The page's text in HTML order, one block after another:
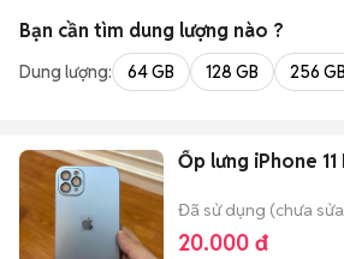
Bạn cần tìm dung lượng nào ?
Dung lượng: 64 GB 128 GB 256 GB
Ốp lưng iPhone
Đã sử dụng (chưa
20.000 đ